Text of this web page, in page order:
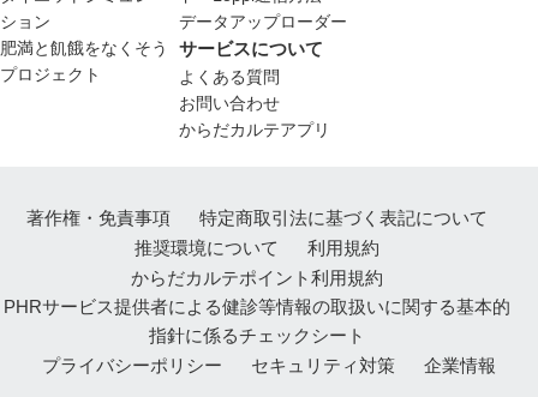
ション
肥満と飢餓をなくそう
プロジェクト
データアップローダー
サービスについて
よくある質問
お問い合わせ
からだカルテアプリ
著作権・免責事項
特定商取引法に基づく表記について
推奨環境について
利用規約
からだカルテポイント利用規約
PHRサービス提供者による健診等情報の取扱いに関する基本的
指針に係るチェックシート
プライバシーポリシー
セキュリティ対策 企業情報